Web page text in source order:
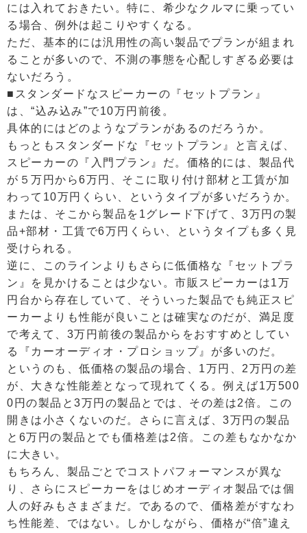
には入れておきたい。特に、希少なクルマに乗ってい
る場合、例外は起こりやすくなる。
ただ、基本的には汎用性の高い製品でプランが組まれ
ることが多いので、不測の事態を心配しすぎる必要は
ないだろう。
■スタンダードなスピーカーの『セットプラン』
は、“込み込み”で10万円前後。
具体的にはどのようなプランがあるのだろうか。
もっともスタンダードな『セットプラン』と言えば、
スピーカーの『入門プラン』だ。価格的には、製品代
が５万円から6万円、そこに取り付け部材と工賃が加
わって10万円くらい、というタイプが多いだろうか。
または、そこから製品を1グレード下げて、3万円の製
品+部材・工賃で6万円くらい、というタイプも多く見
受けられる。
逆に、このラインよりもさらに低価格な『セットプラ
ン』を見かけることは少ない。市販スピーカーは1万
円台から存在していて、そういった製品でも純正スピ
ーカーよりも性能が良いことは確実なのだが、満足度
で考えて、3万円前後の製品からをおすすめとしてい
る『カーオーディオ・プロショップ』が多いのだ。
というのも、低価格の製品の場合、1万円、2万円の差
が、大きな性能差となって現れてくる。例えば1万500
0円の製品と3万円の製品とでは、その差は2倍。この
開きは小さくないのだ。さらに言えば、3万円の製品
と6万円の製品とでも価格差は2倍。この差もなかなか
に大きい。
もちろん、製品ごとでコストパフォーマンスが異な
り、さらにスピーカーをはじめオーディオ製品では個
人の好みもさまざまだ。であるので、価格差がすなわ
ち性能差、ではない。しかしながら、価格が“倍”違え